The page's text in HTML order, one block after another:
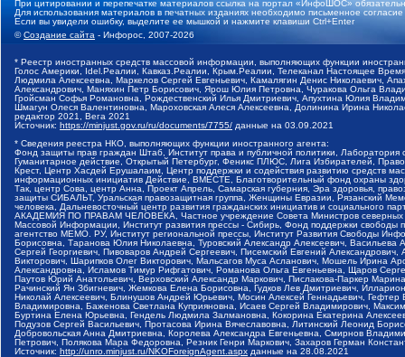
При цитировании и перепечатке материалов ссылка на портал «ИнфоШОС»
Для использования материалов в печатных изданиях необходимо письменное
Если вы увидели ошибку, выделите ее мышкой и нажмите клавиши Ctrl+Enter
©Создание сайта - Инфорос, 2007-2026
* Реестр иностранных средств массовой информации, выполняющих функции
Голос Америки, Idel.Реалии, Кавказ.Реалии, Крым.Реалии, Телеканал Настоящее
Людмила Алексеевна, Маркелов Сергей Евгеньевич, Камалягин Денис Николаевич,
Александрович, Маняхин Петр Борисович, Ярош Юлия Петровна, Чуракова Ольга
Гройсман Софья Романовна, Рождественский Илья Дмитриевич, Апухтина Юлия
Шмагун Олеся Валентиновна, Мароховская Алеся Алексеевна, Долинина Ирина
редактор 2021, Вега 2021
Источник: https://minjust.gov.ru/ru/documents/7755/ данные на 03.09.2021
* Сведения реестра НКО, выполняющих функции иностранного агента:
Фонд защиты прав граждан Штаб, Институт права и публичной политики,
Гуманитарное действие, Открытый Петербург, Феникс ПЛЮС, Лига Избирателей,
Крест, Центр Хасдей Ерушалаим, Центр поддержки и содействия развитию средств
информационных инициатив Действие, ВМЕСТЕ, Благотворительный фонд охраны
Так, центр Сова, центр Анна, Проект Апрель, Самарская губерния, Эра здоровья,
защиты СИБАЛЬТ, Уральская правозащитная группа, Женщины Евразии, Рязанский
человека, Дальневосточный центр развития гражданских инициатив и социального
АКАДЕМИЯ ПО ПРАВАМ ЧЕЛОВЕКА, Частное учреждение Совета Министров северных
Массовой Информации, Институт развития прессы - Сибирь, Фонд поддержки
агентство МЕМО. РУ, Институт региональной прессы, Институт Развития Свободы
Борисовна, Таранова Юлия Николаевна, Туровский Александр Алексеевич,
Сергей Георгиевич, Пивоваров Андрей Сергеевич, Писемский Евгений
Викторович, Шарипков Олег Викторович, Мальсагов Муса Асланович, Мошель Ирина
Александровна, Исламов Тимур Рифгатович, Романова Ольга Евгеньевна, Щаров
Паутов Юрий Анатольевич, Верховский Александр Маркович, Пислакова-Паркер
Рачинский Ян Збигневич, Жемкова Елена Борисовна, Гудков Лев Дмитриевич,
Николай Алексеевич, Блинушов Андрей Юрьевич, Мосин Алексей Геннадьевич,
Владимировна, Баженова Светлана Куприяновна, Исаев Сергей Владимирович,
Буртина Елена Юрьевна, Гендель Людмила Залмановна, Кокорина Екатерина
Подузов Сергей Васильевич, Протасова Ирина Вячеславовна, Литинский Леонид
Добровольская Анна Дмитриевна, Королева Александра Евгеньевна, Смирнов
Петрович, Полякова Мара Федоровна, Резник Генри Маркович, Захаров Герман
Источник: http://unro.minjust.ru/NKOForeignAgent.aspx данные на 28.08.2021